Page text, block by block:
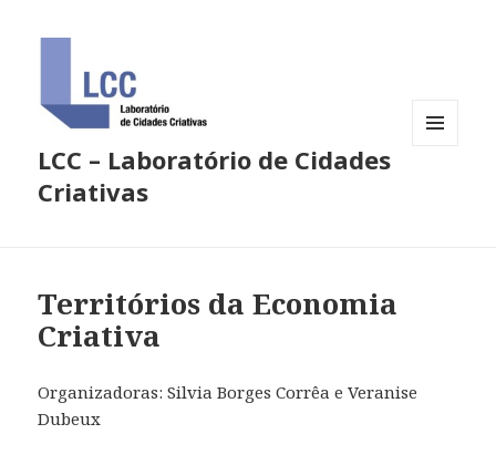
LCC – Laboratório de Cidades
Criativas
Territórios da Economia
Criativa
Organizadoras: Silvia Borges Corrêa e Veranise
Dubeux